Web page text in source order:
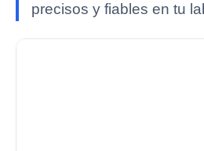
precisos y fiables en tu